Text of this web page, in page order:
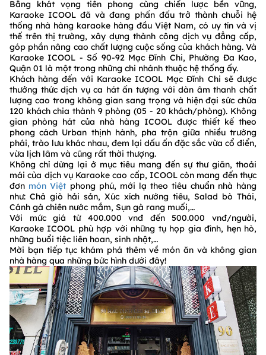
Bằng khát vọng tiên phong cùng chiến lược bền vững,
Karaoke ICOOL đã và đang phấn đấu trở thành chuỗi hệ
thống nhà hàng karaoke hàng đầu Việt Nam, có uy tín và vị
thế trên thị trường, xây dựng thành công dịch vụ đẳng cấp,
góp phần nâng cao chất lượng cuộc sống của khách hàng. Và
Karaoke ICOOL - Số 90-92 Mạc Đĩnh Chi, Phường Đa Kao,
Quận 01 là một trong những chi nhánh thuộc hệ thống ấy.
Khách hàng đến với Karaoke ICOOL Mạc Đĩnh Chi sẽ được
thưởng thức dịch vụ ca hát ấn tượng với dàn âm thanh chất
lượng cao trong không gian sang trọng và hiện đại sức chứa
120 khách chia thành 9 phòng (05 - 20 khách/phòng). Không
gian phòng hát của nhà hàng ICOOL được thiết kế theo
phong cách Urban thịnh hành, pha trộn giữa nhiều trường
phái, trào lưu khác nhau, đem lại dấu ấn đặc sắc vừa cổ điển,
vừa lịch lãm và cũng rất thời thượng.
Không chỉ dừng lại ở mục tiêu mang đến sự thư giãn, thoải
mái của dịch vụ Karaoke cao cấp, ICOOL còn mang đến thực
đơn món Việt phong phú, mới lạ theo tiêu chuẩn nhà hàng
như: Chả giò hải sản, Xúc xích nướng tiêu, Salad bò Thái,
Cánh gà chiên nước mắm, Sụn gà rang muối,…
Với mức giá từ 400.000 vnđ đến 500.000 vnđ/người,
Karaoke ICOOL phù hợp với những tụ họp gia đình, hẹn hò,
những buổi tiệc liên hoan, sinh nhật,…
Mời bạn tiếp tục khám phá thêm về món ăn và không gian
nhà hàng qua những bức hình dưới đây!